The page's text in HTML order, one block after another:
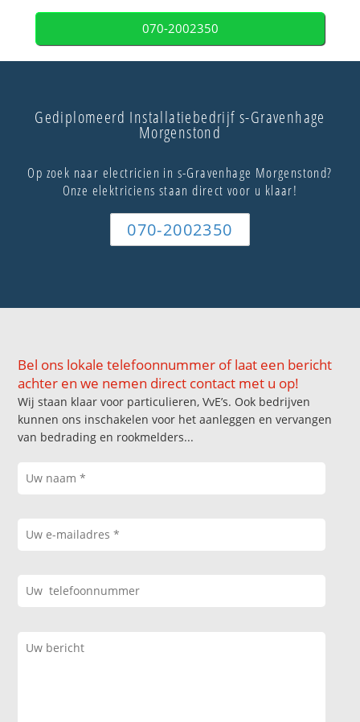
070-2002350
Gediplomeerd Installatiebedrijf s-Gravenhage
Morgenstond
Op zoek naar electricien in s-Gravenhage Morgenstond?
Onze elektriciens staan direct voor u klaar!
070-2002350
Bel ons lokale telefoonnummer of laat een bericht
achter en we nemen direct contact met u op!
Wij staan klaar voor particulieren, VvE’s. Ook bedrijven
kunnen ons inschakelen voor het aanleggen en vervangen
van bedrading en rookmelders...